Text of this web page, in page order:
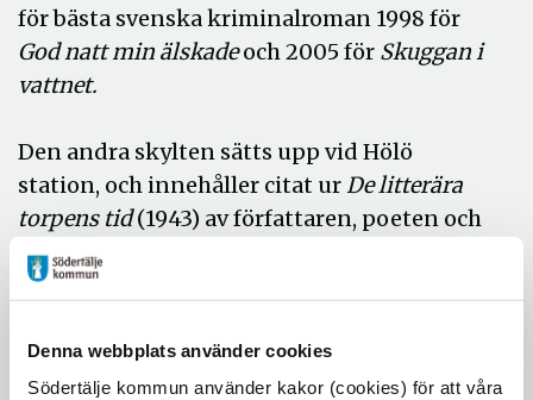
Denna webbplats använder cookies
Södertälje kommun använder kakor (cookies) för att våra
för bästa svenska kriminalroman 1998 för
God natt min älskadeoch 2005 för Skuggan i
vattnet.
Den andra skylten sätts upp vid Hölö
station, och innehåller citat urDe litterära
torpens tid(1943) av författaren, poeten och
översättaren Gunnar Ekelöf (1907-1968).
Han var, tillsammans med bland andra Ivar-
Martinsson, en av de kulturpersonligheter
som bosatte sig i trakterna kring Hölö och